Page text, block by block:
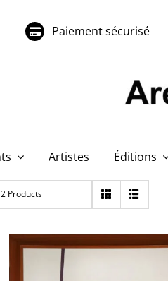
Paiement sécurisé
Artistes Éditions
Products